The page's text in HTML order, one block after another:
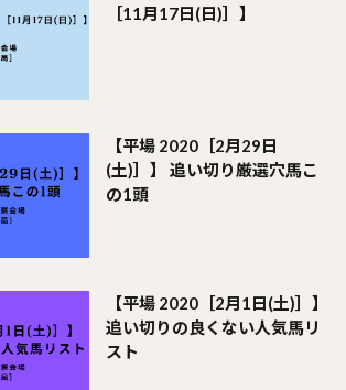
［11月17日(日)］】
【平場 2020［2月29日
(土)］】 追い切り厳選穴馬こ
の1頭
【平場 2020［2月1日(土)］】
追い切りの良くない人気馬リ
スト